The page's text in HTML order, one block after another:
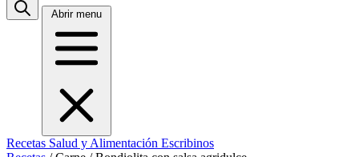
Abrir menu
Recetas Salud y Alimentación Escribinos